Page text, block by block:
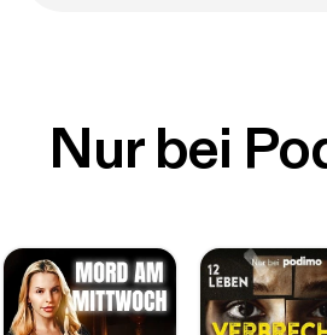
Nur bei